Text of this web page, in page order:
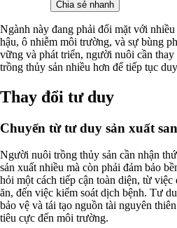
Chia sẻ nhanh
Ngành này đang phải đối mặt với
hậu, ô nhiễm môi trường, và sự bùng
vững và phát triển, người nuôi cần
trồng thủy sản nhiều hơn để tiếp tục
Thay đổi tư duy
Chuyển từ tư duy sản xuất
Người nuôi trồng thủy sản cần nhận
sản xuất nhiều mà còn phải đảm bảo
hỏi một cách tiếp cận toàn diện, từ
ăn, đến việc kiểm soát dịch bệnh. Tư
bảo vệ và tái tạo nguồn tài nguyên
tiêu cực đến môi trường.